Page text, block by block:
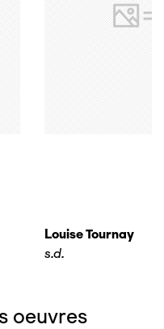
Louise Tournay
s.d.
oeuvres